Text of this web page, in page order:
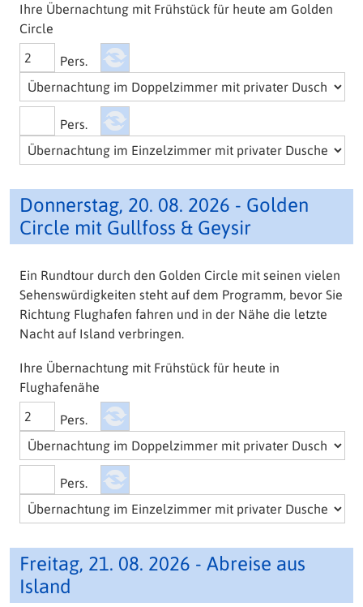
Ihre Übernachtung mit Frühstück für heute am Golden
Circle
Pers.
Pers.
Donnerstag, 20. 08. 2026 - Golden
Circle mit Gullfoss & Geysir
Ein Rundtour durch den Golden Circle mit seinen vielen
Sehenswürdigkeiten steht auf dem Programm, bevor Sie
Richtung Flughafen fahren und in der Nähe die letzte
Nacht auf Island verbringen.
Ihre Übernachtung mit Frühstück für heute in
Flughafenähe
Pers.
Pers.
Freitag, 21. 08. 2026 - Abreise aus
Island